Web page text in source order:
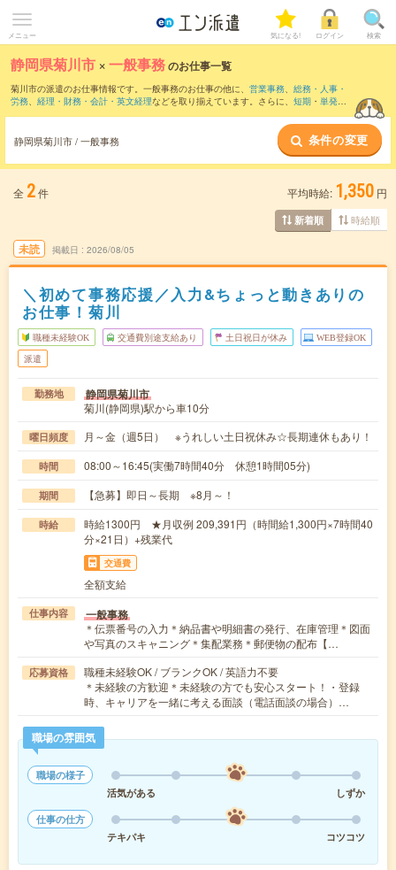
メニュー 気になる! ログイン 検索
静岡県菊川市 ×一般事務のお仕事一覧
菊川市の派遣のお仕事情報です。一般事務のお仕事の他に、 営業事務、 総務・人事・
労務、 経理・財務・会計・英文経理などを取り揃えています。さらに、 短期 ・ 単発な
静岡県菊川市 / 一般事務 条件の変更
全 2件 平均時給: 1,350 円
新着順 時給順
未読 掲載日 2026/08/05
＼初めて事務応援／入力&ちょっと動きありの
お仕事！菊川
職種未経験OK 交通費別途支給あり 土日祝日が休み WEB登録OK
派遣
勤務地 静岡県菊川市
菊川(静岡県)駅から車10分
曜日頻度 月～金（週5日） ※うれしい土日祝休み☆長期連休もあり！
時間 08:00～16:45(実働7時間40分 休憩1時間05分)
期間 【急募】即日～長期 ※8月～！
時給
時給1300円 ★月収例 209,391円（時間給1,300円×7時間40
分×21日）+残業代
交通費
全額支給
仕事内容 一般事務
＊伝票番号の入力＊納品書や明細書の発行、在庫管理＊図面
や写真のスキャニング＊集配業務＊郵便物の配布【…
応募資格
職種未経験OK / ブランクOK / 英語力不要
＊未経験の方歓迎＊未経験の方でも安心スタート！・登録
時、キャリアを一緒に考える面談（電話面談の場合）…
職場の雰囲気
職場の様子
活気がある
しずか
仕事の仕方
テキパキ
コツコツ